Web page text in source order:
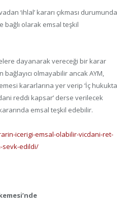
‘ihlal’ kararı çıkması durumunda
bağlı olarak emsal teşkil
dayanarak vereceği bir karar
olmayabilir ancak AYM,
kararlarına yer verip ‘İç hukukta
reddi kapsar’ derse verilecek
emsal teşkil edebilir.
icerigi-emsal-olabilir-vicdani-ret-
sevk-edildi/